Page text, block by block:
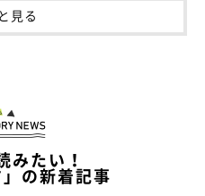
配りがおろそかになるので難し
見る
みたい！
」の新着記事